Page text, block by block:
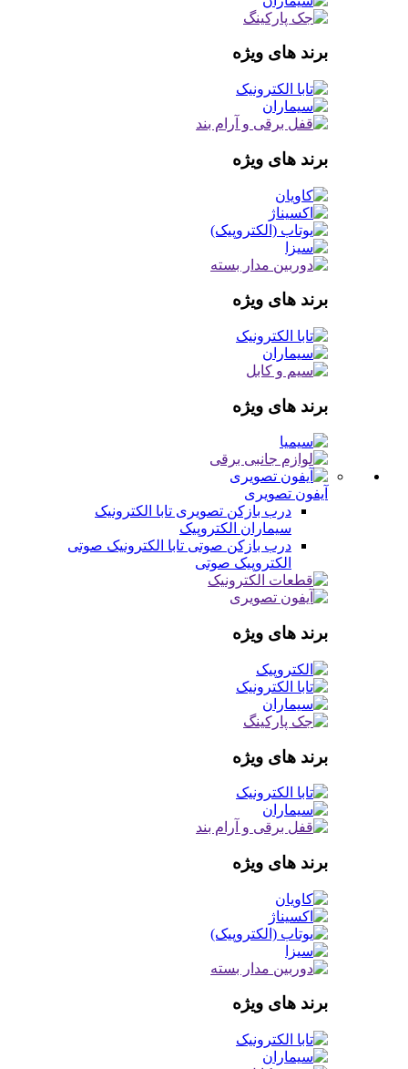
برند های ویژه
برند های ویژه
برند های ویژه
برند های ویژه
آیفون تصویری
درب بازکن تصویری تابا الکترونیک
سیماران الکتروپیک
درب بازکن صوتی تابا الکترونیک صوتی
الکتروپیک صوتی
برند های ویژه
برند های ویژه
برند های ویژه
برند های ویژه